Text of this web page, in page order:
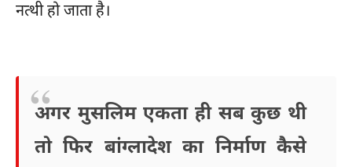
नत्थी हो जाता है।
अगर मुसलिम एकता ही सब कुछ थी
तो फिर बांग्लादेश का निर्माण कैसे